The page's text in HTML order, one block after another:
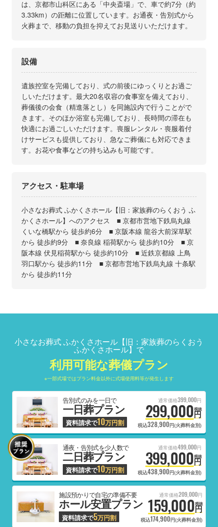
は、京都市山科区にある「中央斎場」で、車で約7分（約
3.33km）の距離に位置しています。お通夜・告別式から
火葬まで、移動の負担を抑えてお見送りいただけます。
設備
遺族控室を完備しており、式の前後にゆっくりとお過ご
しいただけます。最大20名収容の食事室を備えており、
葬儀後の会食（精進落とし）を同施設内で行うことがで
きます。そのほか浴室も完備しており、長時間の滞在も
快適にお過ごしいただけます。喪服レンタル・喪服着付
けサービスも提供しており、急なご葬儀にも対応できま
す。お花や食事などの持ち込みも可能です。
アクセス・駐車場
小さなお葬式 ふかくさホール【旧：家族葬のらくおう ふ
かくさホール】へのアクセス ■ 京都市営地下鉄烏丸線
くいな橋駅から 徒歩約6分 ■ 京阪本線 龍谷大前深草駅
から 徒歩約9分 ■ 奈良線 稲荷駅から 徒歩約10分 ■ 京
阪本線 伏見稲荷駅から 徒歩約10分 ■ 近鉄京都線 上鳥
羽口駅から 徒歩約11分 ■ 京都市営地下鉄烏丸線 十条駅
から 徒歩約11分
小さなお葬式 ふかくさホール【旧：家族葬のらくおう
ふかくさホール】で
利用可能な葬儀プラン
※一部式場ではプラン料金以外に式場使用料等が発生します
告別式のみを一日で
一日葬プラン
資料請求で10万円割
通常価格399,000円
299,000円
税抜
税込328,900円(火葬料金別)
通夜・告別式を少人数で
二日葬プラン
資料請求で10万円割
通常価格499,000円
399,000円
税抜
税込438,900円(火葬料金別)
施設預かりで自宅の準備不要
ホール安置プラン
資料請求で5万円割
通常価格209,000円
159,000円
税抜
税込174,900円(火葬料金別)